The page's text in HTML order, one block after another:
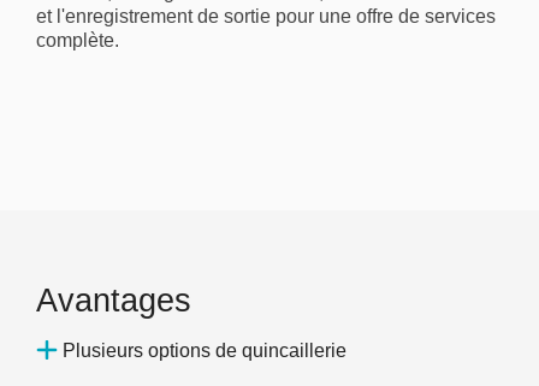
et l'enregistrement de sortie pour une offre de services
complète.
Avantages
Plusieurs options de quincaillerie